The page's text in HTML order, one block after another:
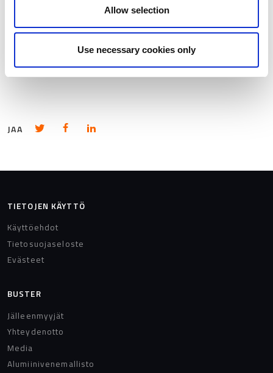
Allow selection
Use necessary cookies only
tietojesi poistamista milloin tahansa.
JAA Jaa Twitterissä
Jaa Facebookissa
TIETOJEN KÄYTTÖ
Käyttöehdot
Tietosuojaseloste
Evästeet
BUSTER
Jälleenmyyjät
Yhteydenotto
Media
Alumiinivenemallisto